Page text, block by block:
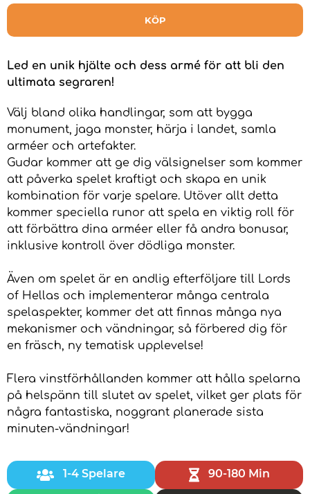
KÖP
Led en unik hjälte och dess armé för att bli den
ultimata segraren!
Välj bland olika handlingar, som att bygga
monument, jaga monster, härja i landet, samla
arméer och artefakter.
Gudar kommer att ge dig välsignelser som kommer
att påverka spelet kraftigt och skapa en unik
kombination för varje spelare. Utöver allt detta
kommer speciella runor att spela en viktig roll för
att förbättra dina arméer eller få andra bonusar,
inklusive kontroll över dödliga monster.
Även om spelet är en andlig efterföljare till Lords
of Hellas och implementerar många centrala
spelaspekter, kommer det att finnas många nya
mekanismer och vändningar, så förbered dig för
en fräsch, ny tematisk upplevelse!
Flera vinstförhållanden kommer att hålla spelarna
på helspänn till slutet av spelet, vilket ger plats för
några fantastiska, noggrant planerade sista
minuten-vändningar!
1-4 Spelare 90-180 Min